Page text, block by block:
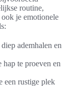
routine,
je emotionele
ademhalen en
te proeven en
een rustige plek